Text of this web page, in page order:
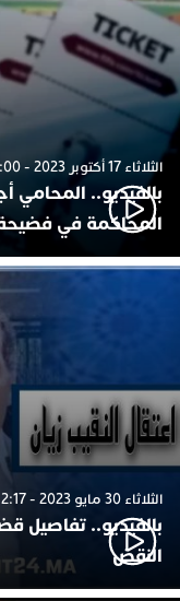
الثلاثاء 17 أكتوبر 2023 - 2:00
بالفيديو..
المحاكمة في فضيحة
الثلاثاء 30 مايو 2023 - 2:17
بالفيديو.. تفاصيل
النقض